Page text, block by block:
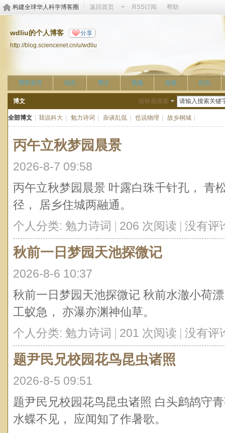
构建全球华人科学博客圈 返回首页 RSS订阅 帮助
wdliu的个人博客 分享
http://blog.sciencenet.cn/u/wdliu
博客首页 动态 博文 视频 相册 好友
博文 按标题搜索
全部博文 我说科大 勉力诗词 杂谈乱侃 也说物理 故乡桐城
丙午立秋梦园晨景
2026-8-7 09:58
丙午立秋梦园晨景 叶露白珠千针孔， 青
径， 居乡住城两融通。
个人分类: 勉力诗词 | 206 次阅读 | 没有评
秋前一日梦园天池探微记
2026-8-6 10:37
秋前一日梦园天池探微记 秋前水澈小荷
工蚁急， 亦瀑亦渊神仙草。
个人分类: 勉力诗词 | 201 次阅读 | 没有评
题尹民兄校园花鸟昆虫诸照
2026-8-5 09:51
题尹民兄校园花鸟昆虫诸照 白头鹧鸪守
水蝶不见， 应闻知了作暑歌。